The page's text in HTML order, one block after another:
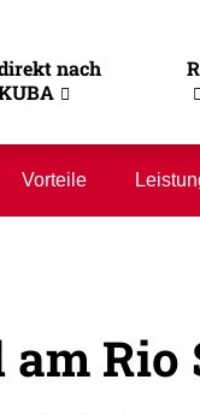
nach
Vorteile
Rio